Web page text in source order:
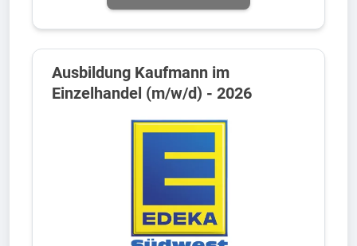
Ausbildung Kaufmann im
Einzelhandel (m/w/d) - 2026